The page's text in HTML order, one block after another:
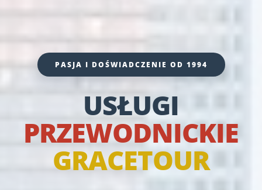
PASJA I DOŚWIADCZENIE OD 1994
USŁUGI
PRZEWODNICKIE
GRACETOUR